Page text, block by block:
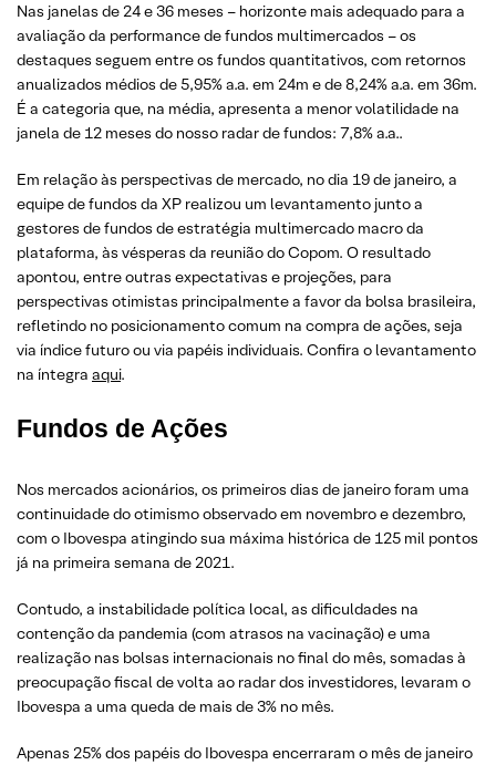
Nas janelas de 24 e 36 meses – horizonte mais adequado para a
avaliação da performance de fundos multimercados – os
destaques seguem entre os fundos quantitativos, com retornos
anualizados médios de 5,95% a.a. em 24m e de 8,24% a.a. em 36m.
É a categoria que, na média, apresenta a menor volatilidade na
janela de 12 meses do nosso radar de fundos: 7,8% a.a..
Em relação às perspectivas de mercado, no dia 19 de janeiro, a
equipe de fundos da XP realizou um levantamento junto a
gestores de fundos de estratégia multimercado macro da
plataforma, às vésperas da reunião do Copom. O resultado
apontou, entre outras expectativas e projeções, para
perspectivas otimistas principalmente a favor da bolsa brasileira,
refletindo no posicionamento comum na compra de ações, seja
via índice futuro ou via papéis individuais. Confira o levantamento
na íntegra aqui.
Fundos de Ações
Nos mercados acionários, os primeiros dias de janeiro foram uma
continuidade do otimismo observado em novembro e dezembro,
com o Ibovespa atingindo sua máxima histórica de 125 mil pontos
já na primeira semana de 2021.
Contudo, a instabilidade política local, as dificuldades na
contenção da pandemia (com atrasos na vacinação) e uma
realização nas bolsas internacionais no final do mês, somadas à
preocupação fiscal de volta ao radar dos investidores, levaram o
Ibovespa a uma queda de mais de 3% no mês.
Apenas 25% dos papéis do Ibovespa encerraram o mês de janeiro